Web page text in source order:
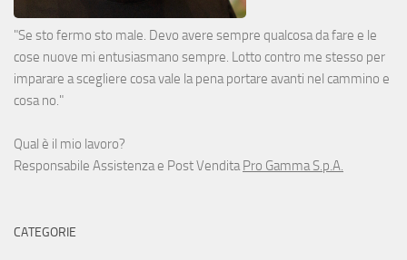
"Se sto fermo sto male. Devo avere sempre qualcosa da fare e le
cose nuove mi entusiasmano sempre. Lotto contro me stesso per
imparare a scegliere cosa vale la pena portare avanti nel cammino e
cosa no."
Qual è il mio lavoro?
Responsabile Assistenza e Post VenditaPro Gamma S.p.A.
CATEGORIE